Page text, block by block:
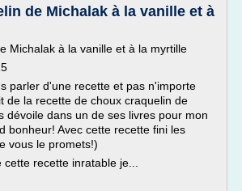
de Michalak à la vanille et à
Michalak à la vanille et à la myrtille
parler d'une recette et pas n'importe
de la recette de choux craquelin de
dévoile dans un de ses livres pour mon
bonheur! Avec cette recette fini les
vous le promets!)
recette inratable je...